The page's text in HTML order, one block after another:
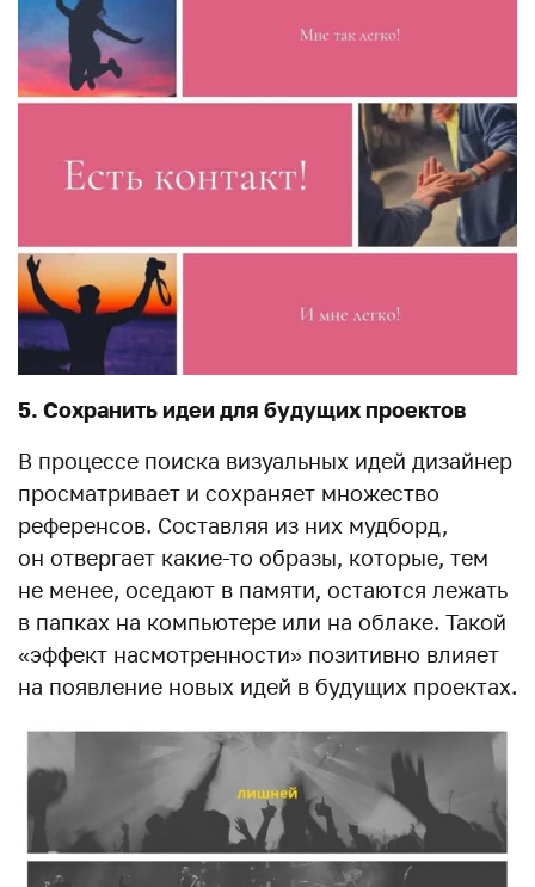
5. Сохранить идеи для будущих проектов
В процессе поиска визуальных идей дизайнер
просматривает и сохраняет множество
референсов. Составляя из них мудборд,
он отвергает какие-то образы, которые, тем
не менее, оседают в памяти, остаются лежать
в папках на компьютере или на облаке. Такой
«эффект насмотренности» позитивно влияет
на появление новых идей в будущих проектах.